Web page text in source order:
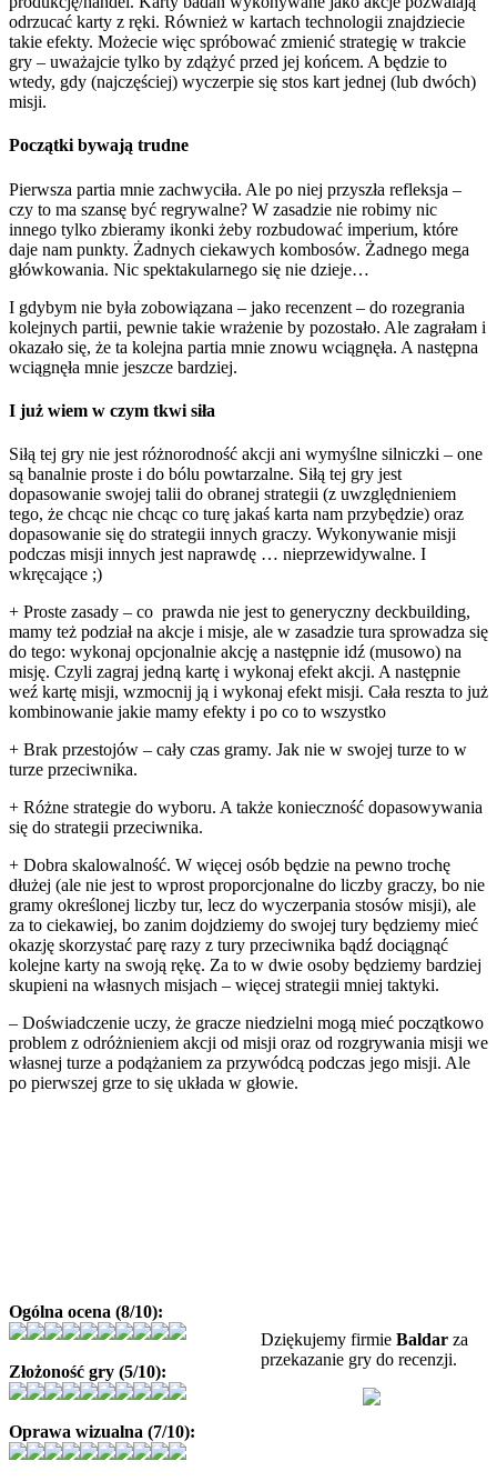
odrzucać karty z ręki. Również w kartach technologii znajdziecie
takie efekty. Możecie więc spróbować zmienić strategię w trakcie
gry – uważajcie tylko by zdążyć przed jej końcem. A będzie to
wtedy, gdy (najczęściej) wyczerpie się stos kart jednej (lub dwóch)
misji.
Początki bywają trudne
Pierwsza partia mnie zachwyciła. Ale po niej przyszła refleksja –
czy to ma szansę być regrywalne? W zasadzie nie robimy nic
innego tylko zbieramy ikonki żeby rozbudować imperium, które
daje nam punkty. Żadnych ciekawych kombosów. Żadnego mega
główkowania. Nic spektakularnego się nie dzieje…
I gdybym nie była zobowiązana – jako recenzent – do rozegrania
kolejnych partii, pewnie takie wrażenie by pozostało. Ale zagrałam i
okazało się, że ta kolejna partia mnie znowu wciągnęła. A następna
wciągnęła mnie jeszcze bardziej.
I już wiem w czym tkwi siła
Siłą tej gry nie jest różnorodność akcji ani wymyślne silniczki – one
są banalnie proste i do bólu powtarzalne. Siłą tej gry jest
dopasowanie swojej talii do obranej strategii (z uwzględnieniem
tego, że chcąc nie chcąc co turę jakaś karta nam przybędzie) oraz
dopasowanie się do strategii innych graczy. Wykonywanie misji
podczas misji innych jest naprawdę … nieprzewidywalne. I
wkręcające ;)
+ Proste zasady – co prawda nie jest to generyczny deckbuilding,
mamy też podział na akcje i misje, ale w zasadzie tura sprowadza się
do tego: wykonaj opcjonalnie akcję a następnie idź (musowo) na
misję. Czyli zagraj jedną kartę i wykonaj efekt akcji. A następnie
weź kartę misji, wzmocnij ją i wykonaj efekt misji. Cała reszta to już
kombinowanie jakie mamy efekty i po co to wszystko
+ Brak przestojów – cały czas gramy. Jak nie w swojej turze to w
turze przeciwnika.
+ Różne strategie do wyboru. A także konieczność dopasowywania
się do strategii przeciwnika.
+ Dobra skalowalność. W więcej osób będzie na pewno trochę
dłużej (ale nie jest to wprost proporcjonalne do liczby graczy, bo nie
gramy określonej liczby tur, lecz do wyczerpania stosów misji), ale
za to ciekawiej, bo zanim dojdziemy do swojej tury będziemy mieć
okazję skorzystać parę razy z tury przeciwnika bądź dociągnąć
kolejne karty na swoją rękę. Za to w dwie osoby będziemy bardziej
skupieni na własnych misjach – więcej strategii mniej taktyki.
– Doświadczenie uczy, że gracze niedzielni mogą mieć początkowo
problem z odróżnieniem akcji od misji oraz od rozgrywania misji we
własnej turze a podążaniem za przywódcą podczas jego misji. Ale
po pierwszej grze to się układa w głowie.
Dziękujemy firmie Baldar za
przekazanie gry do recenzji.
Ogólna ocena (8/10):
Złożoność gry (5/10):
Oprawa wizualna (7/10):